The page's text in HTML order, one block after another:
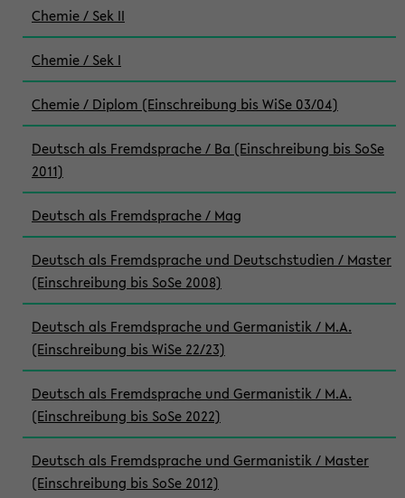
Chemie / Sek II
Chemie / Sek I
Chemie / Diplom (Einschreibung bis WiSe 03/04)
Deutsch als Fremdsprache / Ba (Einschreibung bis SoSe
2011)
Deutsch als Fremdsprache / Mag
Deutsch als Fremdsprache und Deutschstudien / Master
(Einschreibung bis SoSe 2008)
Deutsch als Fremdsprache und Germanistik / M.A.
(Einschreibung bis WiSe 22/23)
Deutsch als Fremdsprache und Germanistik / M.A.
(Einschreibung bis SoSe 2022)
Deutsch als Fremdsprache und Germanistik / Master
(Einschreibung bis SoSe 2012)